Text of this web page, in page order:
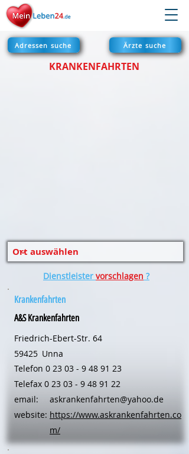
Adressen suche Ärzte suche
KRANKENFAHRTEN
Dienstleister vorschlagen ?
Krankenfahrten
A&S Krankenfahrten
Friedrich-Ebert-Str. 64
59425 Unna
Telefon 0 23 03 - 9 48 91 23
Telefax 0 23 03 - 9 48 91 22
email:
website:
askrankenfahrten@yahoo.de
https://www.askrankenfahrten.co
m/